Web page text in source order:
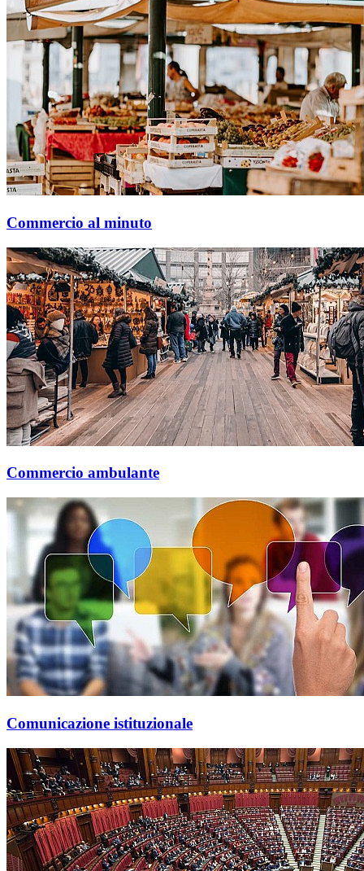
Commercio al minuto
Commercio ambulante
Comunicazione istituzionale